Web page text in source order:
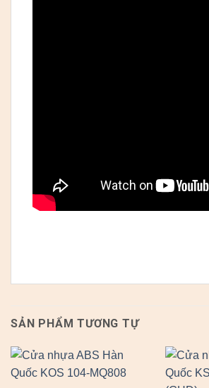
SẢN PHẨM TƯƠNG TỰ